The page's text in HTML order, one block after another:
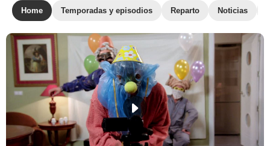
Home Temporadas y episodios Reparto Noticias